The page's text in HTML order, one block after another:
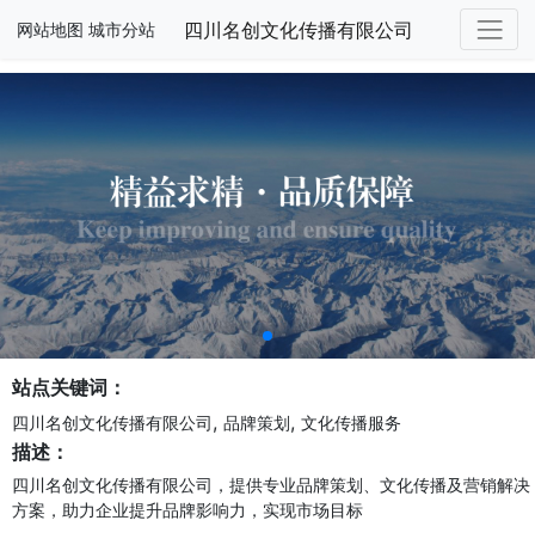
网站地图 城市分站 四川名创文化传播有限公司
站点关键词：
四川名创文化传播有限公司, 品牌策划, 文化传播服务
描述：
四川名创文化传播有限公司，提供专业品牌策划、文化传播及营销解决
方案，助力企业提升品牌影响力，实现市场目标